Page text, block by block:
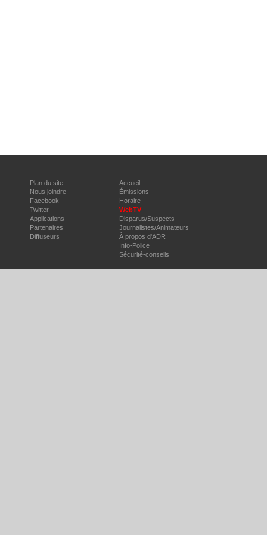
Plan du site
Nous joindre
Facebook
Twitter
Applications
Partenaires
Diffuseurs
Accueil
Émissions
Horaire
WebTV
Disparus/Suspects
Journalistes/Animateurs
À propos d'ADR
Info-Police
Sécurité-conseils